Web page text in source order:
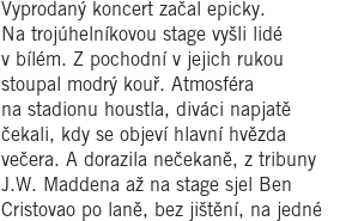
Vyprodaný koncert začal epicky.
Na trojúhelníkovou stage vyšli lidé
v bílém. Z pochodní v jejich rukou
stoupal modrý kouř. Atmosféra
na stadionu houstla, diváci napjatě
čekali, kdy se objeví hlavní hvězda
večera. A dorazila nečekaně, z tribuny
J.W. Maddena až na stage sjel Ben
Cristovao po laně, bez jištění, na jedné